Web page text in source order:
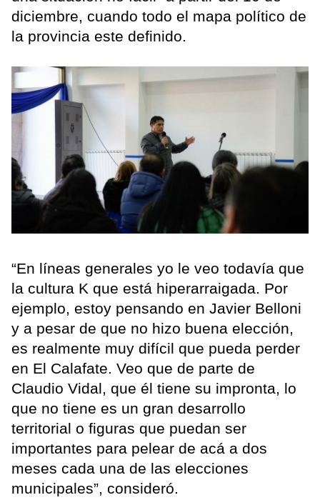
diciembre, cuando todo el mapa político de
la provincia este definido.
“En líneas generales yo le veo todavía que
la cultura K que está hiperarraigada. Por
ejemplo, estoy pensando en Javier Belloni
y a pesar de que no hizo buena elección,
es realmente muy difícil que pueda perder
en El Calafate. Veo que de parte de
Claudio Vidal, que él tiene su impronta, lo
que no tiene es un gran desarrollo
territorial o figuras que puedan ser
importantes para pelear de acá a dos
meses cada una de las elecciones
municipales”, consideró.